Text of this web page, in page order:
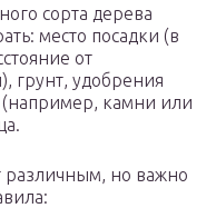
сорта дерева
место посадки (в
от
грунт, удобрения
(например, камни или
различным, но важно